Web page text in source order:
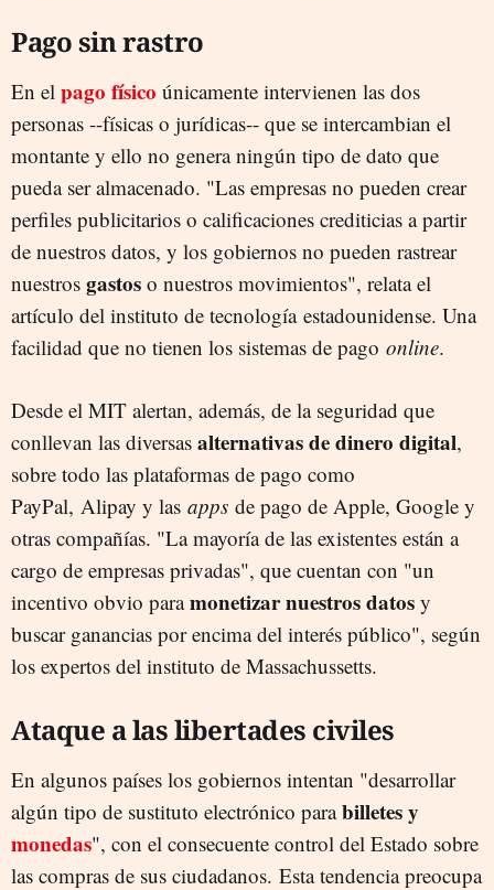
Pago sin rastro
En el pago físico únicamente intervienen las dos
personas --físicas o jurídicas-- que se intercambian el
montante y ello no genera ningún tipo de dato que
pueda ser almacenado. "Las empresas no pueden crear
perfiles publicitarios o calificaciones crediticias a partir
de nuestros datos, y los gobiernos no pueden rastrear
nuestros gastos o nuestros movimientos", relata el
artículo del instituto de tecnología estadounidense. Una
facilidad que no tienen los sistemas de pago online.
Desde el MIT alertan, además, de la seguridad que
conllevan las diversas alternativas de dinero digital,
sobre todo las plataformas de pago como
PayPal, Alipay y las apps de pago de Apple, Google y
otras compañías. "La mayoría de las existentes están a
cargo de empresas privadas", que cuentan con "un
incentivo obvio paramonetizar nuestros datos y
buscar ganancias por encima del interés público", según
los expertos del instituto de Massachussetts.
Ataque a las libertades civiles
En algunos países los gobiernos intentan "desarrollar
algún tipo de sustituto electrónico parabilletes y
monedas", con el consecuente control del Estado sobre
las compras de sus ciudadanos. Esta tendencia preocupa